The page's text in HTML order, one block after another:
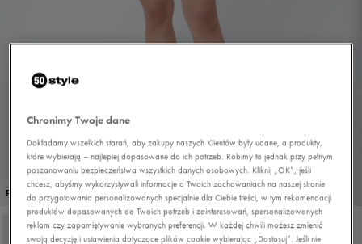
PROMO: DO -30%
Chronimy Twoje dane
Dokładamy wszelkich starań, aby zakupy naszych Klientów były udane, a produkty,
które wybierają – najlepiej dopasowane do ich potrzeb. Robimy to jednak przy pełnym
poszanowaniu bezpieczeństwa wszystkich danych osobowych. Kliknij „OK”, jeśli
chcesz, abyśmy wykorzystywali informacje o Twoich zachowaniach na naszej stronie
do przygotowania personalizowanych specjalnie dla Ciebie treści, w tym rekomendacji
produktów dopasowanych do Twoich potrzeb i zainteresowań, spersonalizowanych
reklam czy zapamiętywanie wybranych preferencji. W każdej chwili możesz zmienić
swoją decyzję i ustawienia dotyczące plików cookie wybierając „Dostosuj”. Jeśli nie